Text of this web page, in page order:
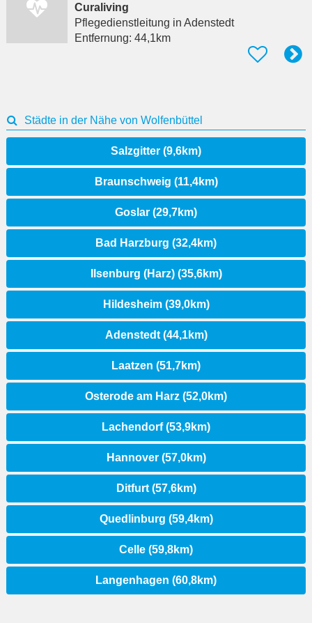
Curaliving
Pflegedienstleitung in Adenstedt
Entfernung: 44,1km
Städte in der Nähe von Wolfenbüttel
Salzgitter (9,6km)
Braunschweig (11,4km)
Goslar (29,7km)
Bad Harzburg (32,4km)
Ilsenburg (Harz) (35,6km)
Hildesheim (39,0km)
Adenstedt (44,1km)
Laatzen (51,7km)
Osterode am Harz (52,0km)
Lachendorf (53,9km)
Hannover (57,0km)
Ditfurt (57,6km)
Quedlinburg (59,4km)
Celle (59,8km)
Langenhagen (60,8km)